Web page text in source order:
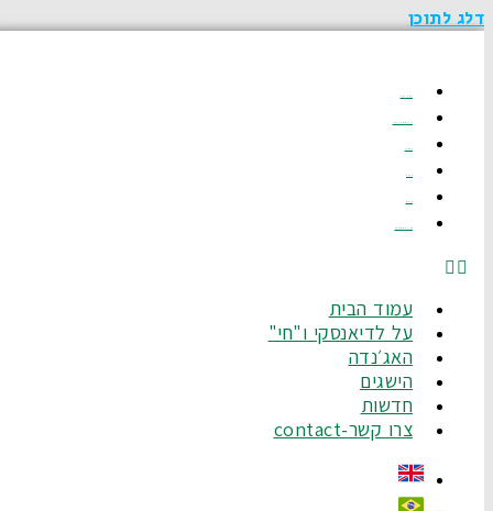
דלג לתוכן
עמוד הבית
על לדיאנסקי ו"חי"
האג׳נדה
הישגים
חדשות
צרו קשר-contact